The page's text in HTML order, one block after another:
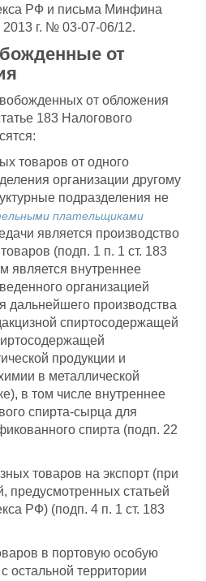
РФ и письма Минфина
2013 г. № 03-07-06/12.
от
от обложения
183 Налогового
товаров от одного
организации другому
подразделения не
плательщиками
является производство
(подп. 1 п. 1 ст. 183
является внутреннее
организацией
дальнейшего производства
спиртосодержащей
продукции и
в металлической
в том числе внутреннее
спирта-сырца для
спирта (подп. 22
товаров на экспорт (при
предусмотренных статьей
РФ) (подп. 4 п. 1 ст. 183
в портовую особую
остальной территории